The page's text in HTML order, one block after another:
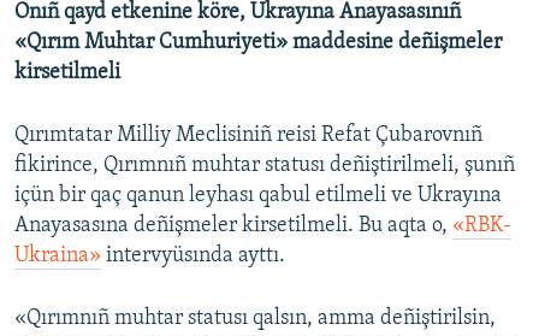
RFE/RS bütün saytları
Onıñ qayd etkenine köre, Ukrayına Anayasasınıñ
«Qırım Muhtar Cumhuriyeti» maddesine deñişmeler
kirsetilmeli
Qırımtatar Milliy Meclisiniñ reisi Refat Çubarovnıñ
fikirince, Qırımnıñ muhtar statusı deñiştirilmeli, şunıñ
içün bir qaç qanun leyhası qabul etilmeli ve Ukrayına
Anayasasına deñişmeler kirsetilmeli. Bu aqta o, «RBK-
Ukraina» intervyüsında ayttı.
«Qırımnıñ muhtar statusı qalsın, amma deñiştirilsin,